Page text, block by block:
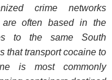
crime networks
are often based in the
to the same South
that transport cocaine to
is most commonly